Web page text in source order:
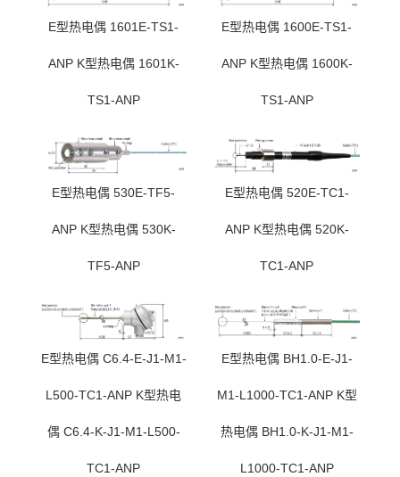
E型热电偶 1601E-TS1-
ANP K型热电偶 1601K-
TS1-ANP
E型热电偶 1600E-TS1-
ANP K型热电偶 1600K-
TS1-ANP
E型热电偶 530E-TF5-
ANP K型热电偶 530K-
TF5-ANP
E型热电偶 520E-TC1-
ANP K型热电偶 520K-
TC1-ANP
E型热电偶 C6.4-E-J1-M1-
L500-TC1-ANP K型热电
偶 C6.4-K-J1-M1-L500-
TC1-ANP
E型热电偶 BH1.0-E-J1-
M1-L1000-TC1-ANP K型
热电偶 BH1.0-K-J1-M1-
L1000-TC1-ANP